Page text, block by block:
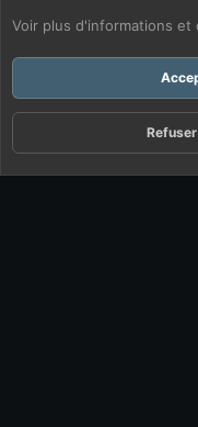
Voir plus d'informations